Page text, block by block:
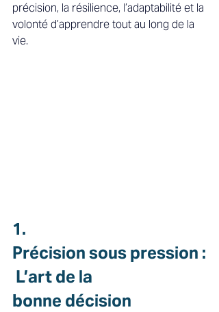
précision, la résilience, l’adaptabilité et la
volonté d’apprendre tout au long de la
vie.
1.
Précision sous pression :
L’art de la
bonne décision